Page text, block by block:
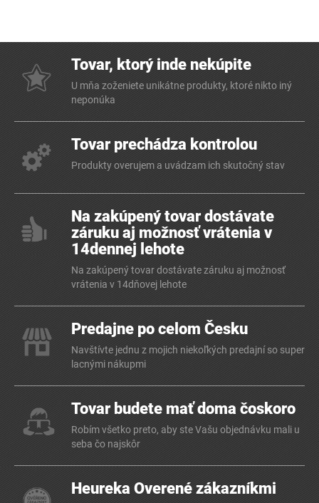
Tovar, ktorý inde nekúpite
U mňa zoženiete unikátne produkty, ktoré nikto iný
neponúka
Tovar prechádza kontrolou
Produkty overujem a uvádzam ich skutočný stav
Na zakúpený tovar dostávate
záruku aj možnosť vrátenia v
14dennej lehote
Na zakúpený tovar dostávate záruku aj možnosť
vrátenia v 14dňovej lehote
Predajne po celom Česku
Navštívte jednu z mojich niekoľkých predajní so super
lacnými nákupmi
Tovar budete mať doma čoskoro
Robím všetko preto, aby ste Vašu objednávku mali u
seba čo najskôr
Heureka Overené zákazníkmi